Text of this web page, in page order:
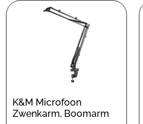
K&M Microfoon
Zwenkarm, Boomarm